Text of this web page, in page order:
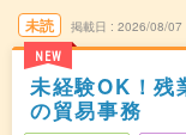
未読
NEW
掲載日 2026/08/07
未経験OK！
の貿易事務